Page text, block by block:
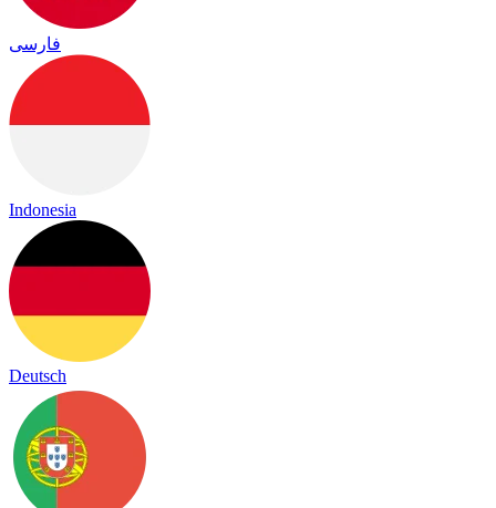
فارسی
Indonesia
Deutsch